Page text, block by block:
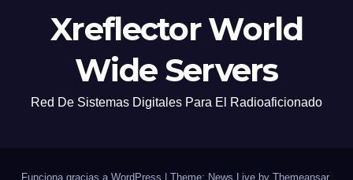
Xreflector World
Wide Servers
Red De Sistemas Digitales Para El Radioaficionado
Funciona gracias a WordPress Theme: News Live by Themeansar.